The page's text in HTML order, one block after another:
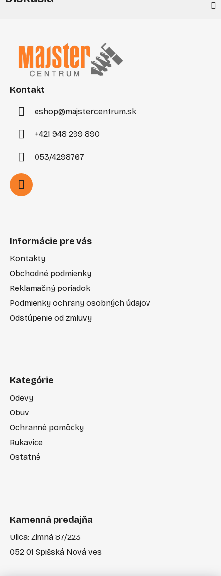
Kontakt
eshop@majstercentrum.sk
+421 948 299 890
053/4298767
Informácie pre vás
Kontakty
Obchodné podmienky
Reklamačný poriadok
Podmienky ochrany osobných údajov
Odstúpenie od zmluvy
Kategórie
Odevy
Obuv
Ochranné pomôcky
Rukavice
Ostatné
Kamenná predajňa
Ulica: Zimná 87/223
052 01 Spišská Nová ves